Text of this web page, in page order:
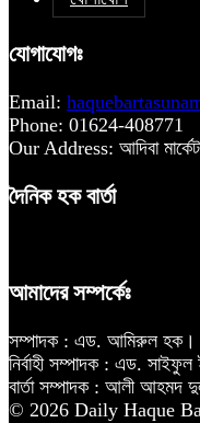
যোগাযোগঃ
Email:
Phone: 01624-408771
Our Address: আদিবা
দৈনিক হক বার্তা
আমাদের সম্পর্কেঃ
সম্পাদক : এড. আমিরুল হক।
নির্বাহী সম্পাদক : এড.
বার্তা সম্পাদক : আলী আহমদ
© 2026 Daily Haque